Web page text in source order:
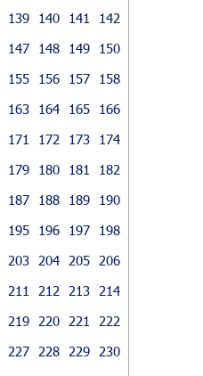
139 140 141
142
147 148 149
150
155 156 157
158
163 164 165
166
171 172 173
174
179 180 181
182
187 188 189
190
195 196 197
198
203 204 205
206
211 212 213
214
219 220 221
222
227 228 229
230